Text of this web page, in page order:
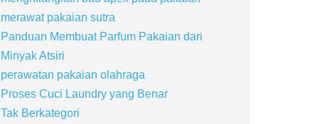
merawat pakaian sutra
Panduan Membuat Parfum Pakaian dari
Minyak Atsiri
perawatan pakaian olahraga
Proses Cuci Laundry yang Benar
Tak Berkategori